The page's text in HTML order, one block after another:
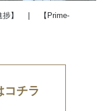
】
【Prime-
コチラ